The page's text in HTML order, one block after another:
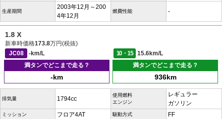
生産期間
2003年12月～200
4年12月
燃費性能 -
1.8 X
新車時価格173.8万円(税抜)
JC08
-km/L 10・15
15.6km/L
満タンでどこまで走る？
-km
満タンでどこまで走る？
936km
排気量 1794cc
使用燃料
エンジン
レギュラー
ガソリン
ミッション フロア4AT 駆動方式 FF